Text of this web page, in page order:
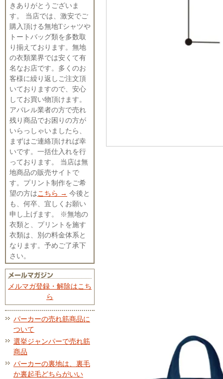
きありがとうございま
す。 当店では、激安でご
購入頂ける無地Tシャツや
トートバッグ類を多数取
り揃えております。無地
の衣類業界では安くて有
名なお店です。多くのお
客様に繰り返しご注文頂
いておりますので、安心
してお買い物頂けます。
アパレル業者の方で売れ
残り商品でお困りの方が
いらっしゃいましたら、
まずはご連絡頂ければ幸
いです。一括仕入れを行
っております。 当店は無
地商品の販売サイトで
す。プリント制作をご希
望の方はこちら → 今後と
も、何卒、宜しくお願い
申し上げます。 ※無地の
衣類と、プリントを施す
衣類は、別の料金体系と
なります。予めご了承下
さい。
メルマガ登録・解除はこち
ら
パーカーの売れ筋商品に
ついて
選挙ジャンパーで売れ筋
商品
パーカーの裏地は、裏毛
か裏起毛どちらがいい